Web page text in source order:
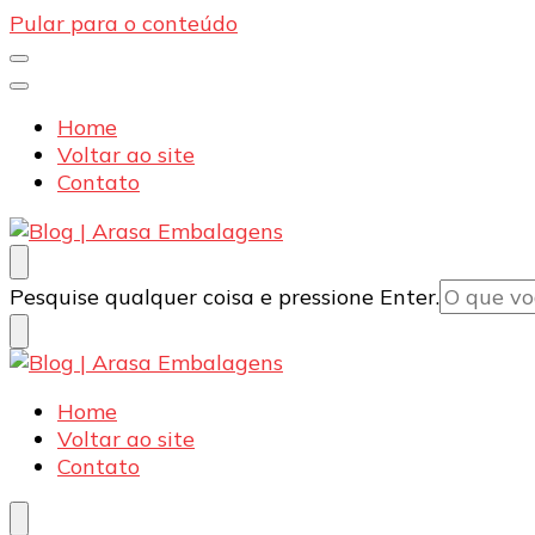
Pular para o conteúdo
Home
Voltar ao site
Contato
Blog | Arasa Embalagens
Confira conteúdos sobre embalagens para pizzas,
Procurando
algo?
Pesquise qualquer coisa e pressione Enter.
Blog | Arasa Embalagens
Confira conteúdos sobre embalagens para pizzas,
Home
Voltar ao site
Contato